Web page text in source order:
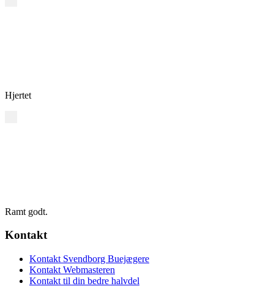
Hjertet
Ramt godt.
Kontakt
Kontakt Svendborg Buejægere
Kontakt Webmasteren
Kontakt til din bedre halvdel